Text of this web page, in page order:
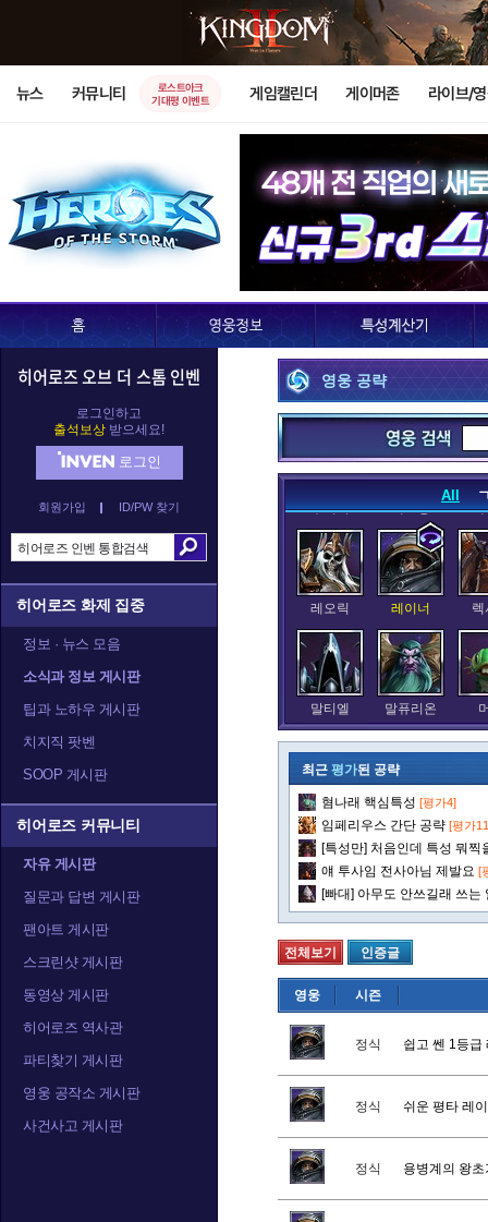
뉴스 커뮤니티
로스트아크
기대평 이벤트
게임캘린더 게이머존 라이브/
히어로즈 오브 더 스톰 인벤
로그인하고
출석보상 받으세요!
로그인
회원가입 ID/PW 찾기
히어로즈 화제 집중
정보 · 뉴스 모음
소식과 정보 게시판
팁과 노하우 게시판
치지직 팟벤
SOOP 게시판
히어로즈 커뮤니티
자유 게시판
질문과 답변 게시판
팬아트 게시판
스크린샷 게시판
동영상 게시판
히어로즈 역사관
파티찾기 게시판
영웅 공작소 게시판
사건사고 게시판
영웅 공략
All
누더기 데스윙 데
레오릭 레이너 렉
말티엘 말퓨리온
발라 발리라
아나 아눕아락 아르
알렉스트라자 오르피아 요
정예타우렌 정크랫 제
카라짐
최근 평가된 공략
혐나래 핵심특성 [평가4]
임페리우스 간단 공략 [평가
[특성만] 처음인데 특성 뭐찍
얘 투사임 전사아님 제발요 [
[빠대] 아무도 안쓰길래 쓰는
전체보기 인증글
영웅 시즌
정식 쉽고 쎈 1등급
정식 쉬운 평타 레
정식 용병계의 왕